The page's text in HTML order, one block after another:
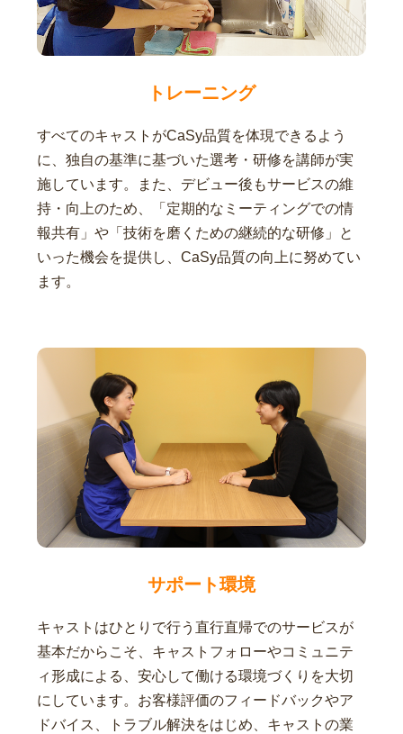
トレーニング
すべてのキャストがCaSy品質を体現できるよう
に、独自の基準に基づいた選考・研修を講師が実
施しています。また、デビュー後もサービスの維
持・向上のため、「定期的なミーティングでの情
報共有」や「技術を磨くための継続的な研修」と
いった機会を提供し、CaSy品質の向上に努めてい
ます。
サポート環境
キャストはひとりで行う直行直帰でのサービスが
基本だからこそ、キャストフォローやコミュニテ
ィ形成による、安心して働ける環境づくりを大切
にしています。お客様評価のフィードバックやア
ドバイス、トラブル解決をはじめ、キャストの業